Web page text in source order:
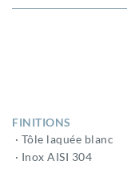
FINITIONS
· Tôle laquée blanc
· Inox AISI 304